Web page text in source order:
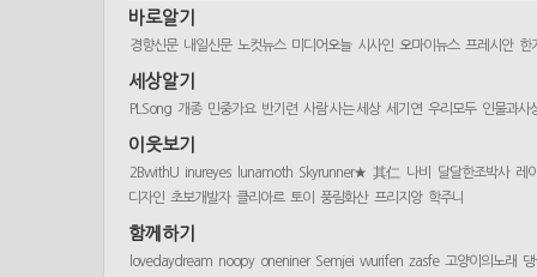
바로알기
경향신문 내일신문 노컷뉴스 미디어오늘 시사인 오마이뉴스 프레시안 한
세상알기
PLSong 개종 민중가요 반기련 사람 사는 세상 세기연 우리모두 인물과사
이웃보기
2BwithU inureyes lunamoth Skyrunner★ 其仁 나비 달달한조박사 레
디자인 초보개발자 클리아르 토이 풍림화산 프리지앙 학주니
함께하기
lovedaydream noopy oneniner Semjei wurifen zasfe 고양이의노래